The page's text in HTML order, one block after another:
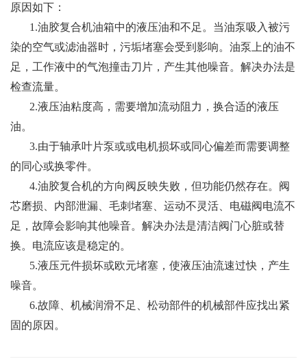
原因如下：
1.油胶复合机油箱中的液压油和不足。当油泵吸入被污
染的空气或滤油器时，污垢堵塞会受到影响。油泵上的油不
足，工作液中的气泡撞击刀片，产生其他噪音。解决办法是
检查流量。
2.液压油粘度高，需要增加流动阻力，换合适的液压
油。
3.由于轴承叶片泵或或电机损坏或同心偏差而需要调整
的同心或换零件。
4.油胶复合机的方向阀反映失败，但功能仍然存在。阀
芯磨损、内部泄漏、毛刺堵塞、运动不灵活、电磁阀电流不
足，故障会影响其他噪音。解决办法是清洁阀门心脏或替
换。电流应该是稳定的。
5.液压元件损坏或欧元堵塞，使液压油流速过快，产生
噪音。
6.故障、机械润滑不足、松动部件的机械部件应找出紧
固的原因。